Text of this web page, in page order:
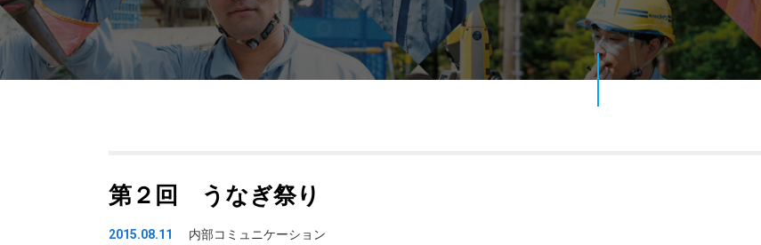
第２回 うなぎ祭り
2015.08.11 内部コミュニケーション